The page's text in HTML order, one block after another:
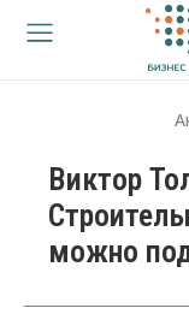
Виктор
можно